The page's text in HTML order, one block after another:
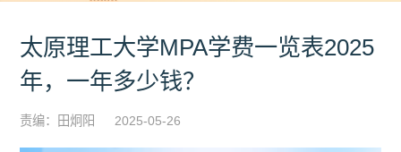
太原理工大学MPA学费一览表2025
年，一年多少钱？
责编：田炯阳 2025-05-26